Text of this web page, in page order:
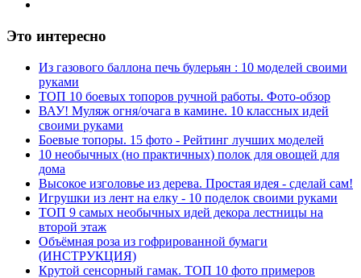
Это интересно
Из газового баллона печь булерьян : 10 моделей своими
руками
ТОП 10 боевых топоров ручной работы. Фото-обзор
ВАУ! Муляж огня/очага в камине. 10 классных идей
своими руками
Боевые топоры. 15 фото - Рейтинг лучших моделей
10 необычных (но практичных) полок для овощей для
дома
Высокое изголовье из дерева. Простая идея - сделай сам!
Игрушки из лент на елку - 10 поделок своими руками
ТОП 9 самых необычных идей декора лестницы на
второй этаж
Объёмная роза из гофрированной бумаги
(ИНСТРУКЦИЯ)
Крутой сенсорный гамак. ТОП 10 фото примеров